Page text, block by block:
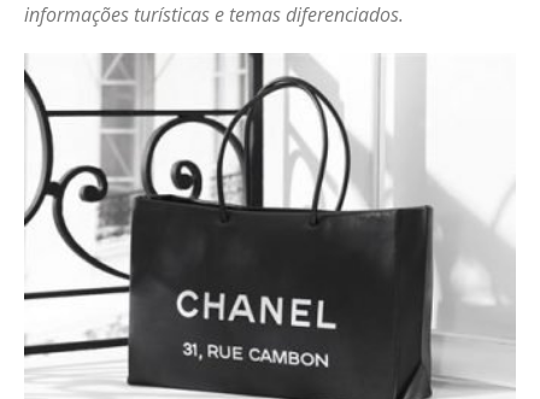
informações turísticas e temas diferenciados.